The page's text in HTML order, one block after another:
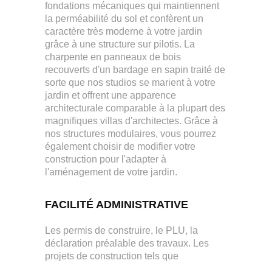
fondations mécaniques qui maintiennent
la perméabilité du sol et confèrent un
caractère très moderne à votre jardin
grâce à une structure sur pilotis. La
charpente en panneaux de bois
recouverts d'un bardage en sapin traité de
sorte que nos studios se marient à votre
jardin et offrent une apparence
architecturale comparable à la plupart des
magnifiques villas d'architectes. Grâce à
nos structures modulaires, vous pourrez
également choisir de modifier votre
construction pour l'adapter à
l'aménagement de votre jardin.
FACILITÉ ADMINISTRATIVE
Les permis de construire, le PLU, la
déclaration préalable des travaux. Les
projets de construction tels que